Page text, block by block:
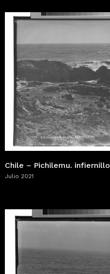
Chile – Pichilemu. infiernillo
Julio 2021